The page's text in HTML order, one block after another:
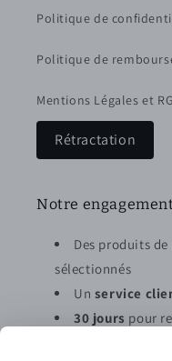
Politique de
Politique de
Mentions Légales et
Rétractation
Notre
Des produits de
sélectionnés
Un service
30 jours pour